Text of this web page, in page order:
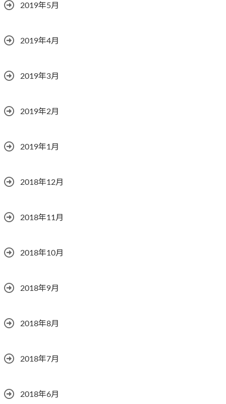
2019年5月
2019年4月
2019年3月
2019年2月
2019年1月
2018年12月
2018年11月
2018年10月
2018年9月
2018年8月
2018年7月
2018年6月